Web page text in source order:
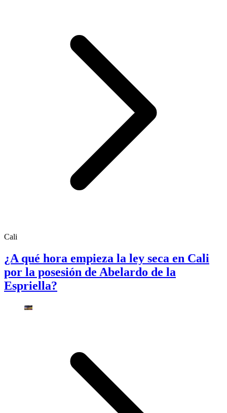
Cali
¿A qué hora empieza la ley seca en Cali
por la posesión de Abelardo de la
Espriella?